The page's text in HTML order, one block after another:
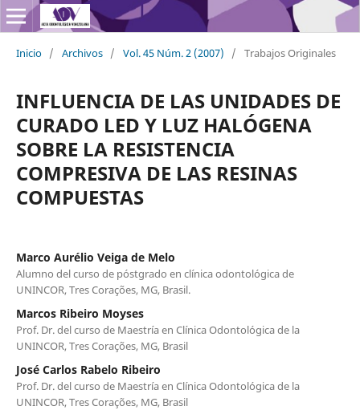
Inicio / Archivos / Vol. 45 Núm. 2 (2007) / Trabajos Originales
INFLUENCIA DE LAS UNIDADES DE
CURADO LED Y LUZ HALÓGENA
SOBRE LA RESISTENCIA
COMPRESIVA DE LAS RESINAS
COMPUESTAS
Marco Aurélio Veiga de Melo
Alumno del curso de póstgrado en clínica odontológica de
UNINCOR, Tres Corações, MG, Brasil.
Marcos Ribeiro Moyses
Prof. Dr. del curso de Maestría en Clínica Odontológica de la
UNINCOR, Tres Corações, MG, Brasil
José Carlos Rabelo Ribeiro
Prof. Dr. del curso de Maestría en Clínica Odontológica de la
UNINCOR, Tres Corações, MG, Brasil